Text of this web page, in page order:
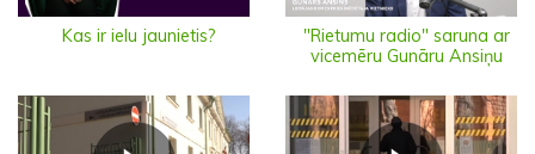
Kas ir ielu jaunietis?
"Rietumu radio" saruna ar
vicemēru Gunāru Ansiņu